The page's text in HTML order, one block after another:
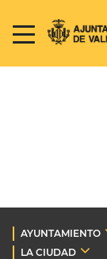
AYUNTAMIENTO
LA CIUDAD